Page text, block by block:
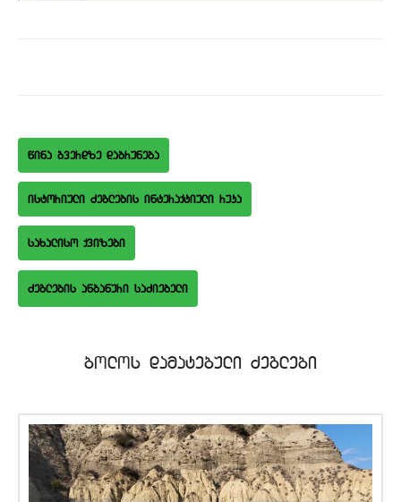
wina gverdze dabruneba
istoriuli Zeglebis interaqtiuli ruka
saxaliso qvizebi
bolos damatebuli Zeglebi